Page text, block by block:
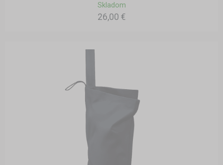
Skladom
26,00 €